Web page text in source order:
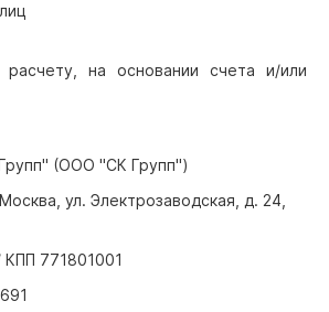
на основании счета и/или
(ООО "СК Групп")
ул. Электрозаводская, д. 24,
771801001